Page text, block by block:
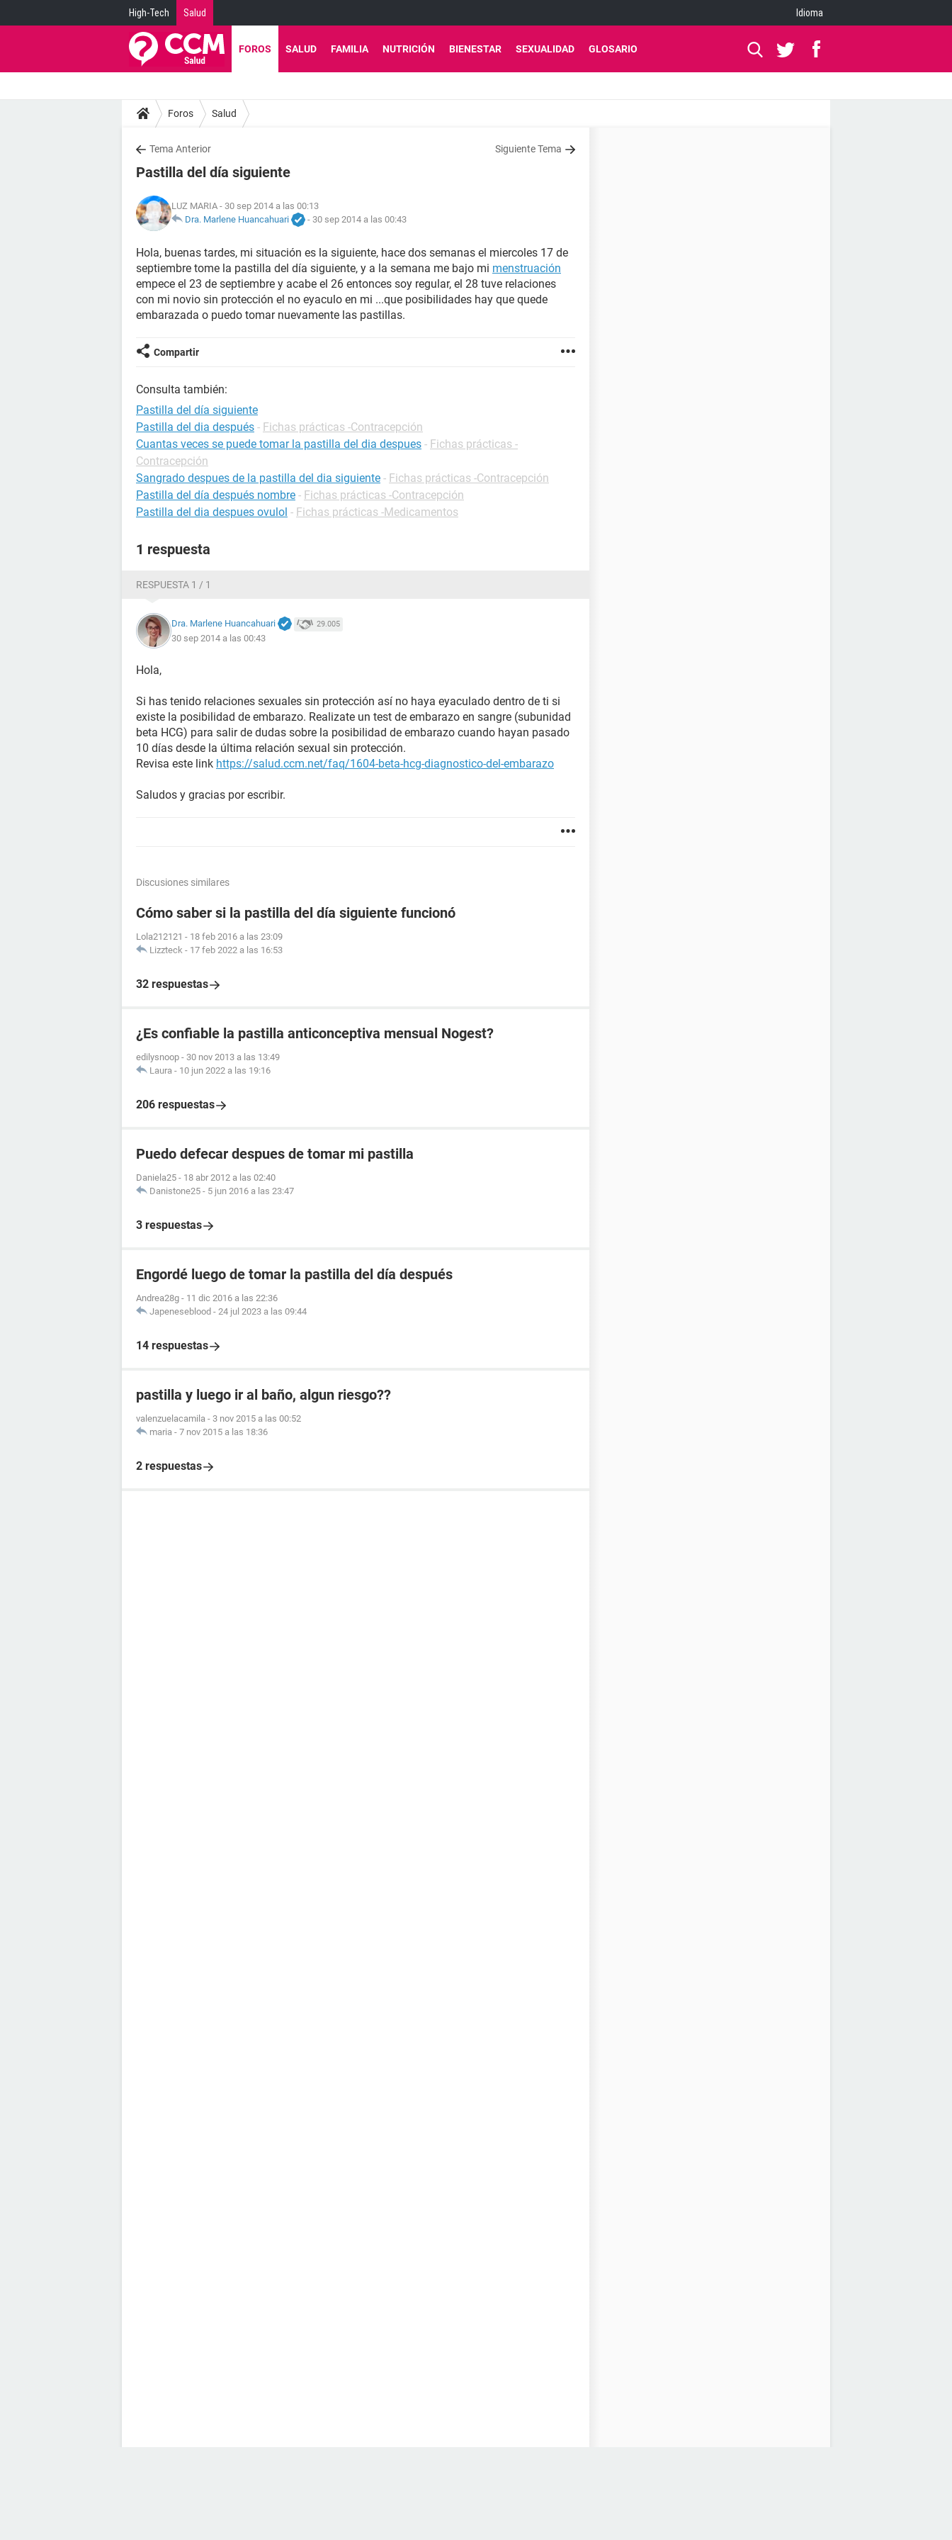
High-Tech Salud Idioma
FOROS SALUD FAMILIA NUTRICIÓN BIENESTAR SEXUALIDAD GLOSARIO
Foros Salud
Tema Anterior Siguiente Tema
Pastilla del día siguiente
LUZ MARIA - 30 sep 2014 a las 00:13
Dra. Marlene Huancahuari
- 30 sep 2014 a las 00:43
Hola, buenas tardes, mi situación es la siguiente, hace dos semanas el miercoles 17 de
septiembre tome la pastilla del día siguiente, y a la semana me bajo mi menstruación
empece el 23 de septiembre y acabe el 26 entonces soy regular, el 28 tuve relaciones
con mi novio sin protección el no eyaculo en mi ...que posibilidades hay que quede
embarazada o puedo tomar nuevamente las pastillas.
Compartir
Consulta también:
Pastilla del día siguiente
Pastilla del dia después - Fichas prácticas -Contracepción
Cuantas veces se puede tomar la pastilla del dia despues - Fichas prácticas -
Contracepción
Sangrado despues de la pastilla del dia siguiente - Fichas prácticas -Contracepción
Pastilla del día después nombre - Fichas prácticas -Contracepción
Pastilla del dia despues ovulol - Fichas prácticas -Medicamentos
1 respuesta
RESPUESTA 1 / 1
Dra. Marlene Huancahuari 29.005
30 sep 2014 a las 00:43
Hola,
Si has tenido relaciones sexuales sin protección así no haya eyaculado dentro de ti si
existe la posibilidad de embarazo. Realizate un test de embarazo en sangre (subunidad
beta HCG) para salir de dudas sobre la posibilidad de embarazo cuando hayan pasado
10 días desde la última relación sexual sin protección.
Revisa este link https://salud.ccm.net/faq/1604-beta-hcg-diagnostico-del-embarazo
Saludos y gracias por escribir.
Discusiones similares
Cómo saber si la pastilla del día siguiente funcionó
Lola212121 - 18 feb 2016 a las 23:09
Lizzteck - 17 feb 2022 a las 16:53
32 respuestas
¿Es confiable la pastilla anticonceptiva mensual Nogest?
edilysnoop - 30 nov 2013 a las 13:49
Laura - 10 jun 2022 a las 19:16
206 respuestas
Puedo defecar despues de tomar mi pastilla
Daniela25 - 18 abr 2012 a las 02:40
Danistone25 - 5 jun 2016 a las 23:47
3 respuestas
Engordé luego de tomar la pastilla del día después
Andrea28g - 11 dic 2016 a las 22:36
Japeneseblood - 24 jul 2023 a las 09:44
14 respuestas
pastilla y luego ir al baño, algun riesgo??
valenzuelacamila - 3 nov 2015 a las 00:52
maria - 7 nov 2015 a las 18:36
2 respuestas